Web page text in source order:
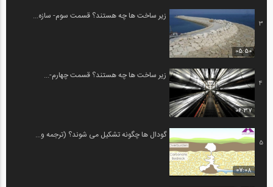
3
05:50
زیر ساخت ها چه هستند؟ قسمت سوم- سازه...
4
06:37
زیر ساخت ها چه هستند؟ قسمت چهارم-...
5
07:08
گودال ها چگونه تشکیل می شوند؟ (ترجمه و...